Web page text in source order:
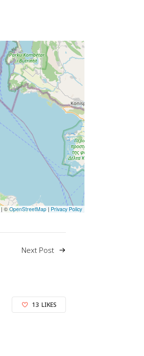
| ©OpenStreetMap | Privacy Policy
Next Post
13 LIKES